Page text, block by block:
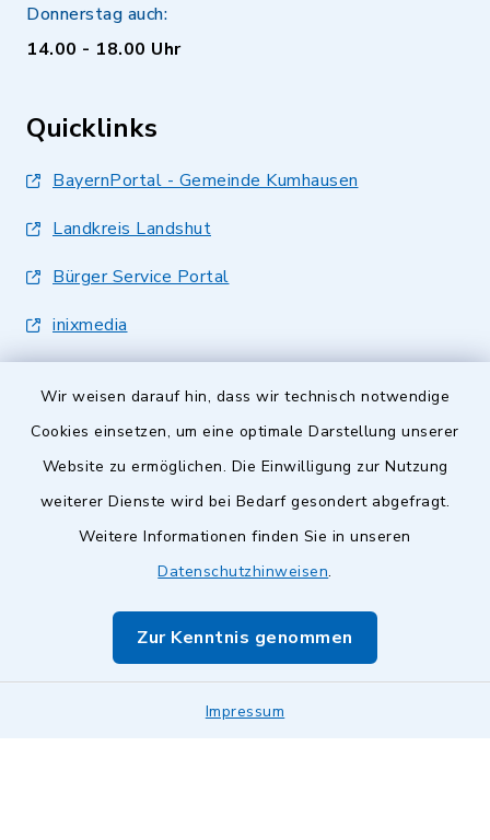
Wir weisen darauf hin, dass wir technisch notwendige
Cookies einsetzen, um eine optimale Darstellung unserer
Website zu ermöglichen. Die Einwilligung zur Nutzung
weiterer Dienste wird bei Bedarf gesondert abgefragt.
Weitere Informationen finden Sie in unseren
Datenschutzhinweisen.
Zur Kenntnis genommen
Impressum
Donnerstag auch:
14.00 - 18.00 Uhr
Quicklinks
BayernPortal - Gemeinde Kumhausen
Landkreis Landshut
Bürger Service Portal
inixmedia
Barrierefreiheit
Impressum
Sitemap